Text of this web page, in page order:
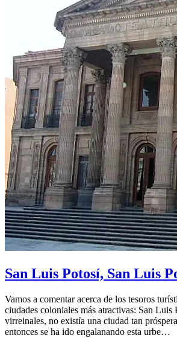
San Luis Potosí, San Luis
Vamos a comentar acerca de los tesoros
ciudades coloniales más atractivas: San
virreinales, no existía una ciudad tan
entonces se ha ido engalanando esta urbe…